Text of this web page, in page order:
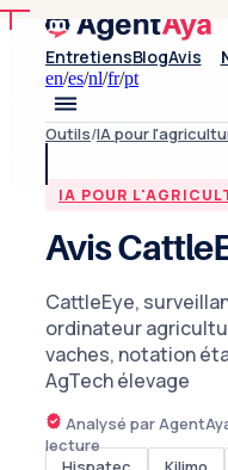
EntretiensBlogAvis
en/es/nl/fr/pt
Outils/IA pour
IA POUR
Avis
CattleEye,
ordinateur
vaches, notation
AgTech élevage
Analysé par
lecture